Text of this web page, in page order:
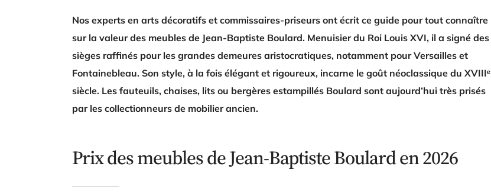
Nos experts en arts décoratifs et commissaires-priseurs ont écrit ce guide pour tout connaître
sur la valeur des meubles de Jean-Baptiste Boulard. Menuisier du Roi Louis XVI, il a signé des
sièges raffinés pour les grandes demeures aristocratiques, notamment pour Versailles et
Fontainebleau. Son style, à la fois élégant et rigoureux, incarne le goût néoclassique du XVIIIᵉ
siècle. Les fauteuils, chaises, lits ou bergères estampillés Boulard sont aujourd’hui très prisés
par les collectionneurs de mobilier ancien.
Prix des meubles de Jean-Baptiste Boulard en 2026